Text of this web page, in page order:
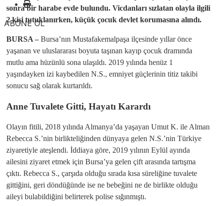
ABONE OL
sonra bir harabe evde bulundu. Vicdanları sızlatan olayla ilgili
2 kişi tutuklanırken, küçük çocuk devlet korumasına alındı.
BURSA – Bursa’nın Mustafakemalpaşa ilçesinde yıllar önce
yaşanan ve uluslararası boyuta taşınan kayıp çocuk dramında
mutlu ama hüzünlü sona ulaşıldı. 2019 yılında henüz 1
yaşındayken izi kaybedilen N.S., emniyet güçlerinin titiz takibi
sonucu sağ olarak kurtarıldı.
​Anne Tuvalete Gitti, Hayatı Karardı
​Olayın fitili, 2018 yılında Almanya’da yaşayan Umut K. ile Alman
Rebecca S.’nin birlikteliğinden dünyaya gelen N.S.’nin Türkiye
ziyaretiyle ateşlendi. İddiaya göre, 2019 yılının Eylül ayında
ailesini ziyaret etmek için Bursa’ya gelen çift arasında tartışma
çıktı. Rebecca S., çarşıda olduğu sırada kısa süreliğine tuvalete
gittiğini, geri döndüğünde ise ne bebeğini ne de birlikte olduğu
aileyi bulabildiğini belirterek polise sığınmıştı.